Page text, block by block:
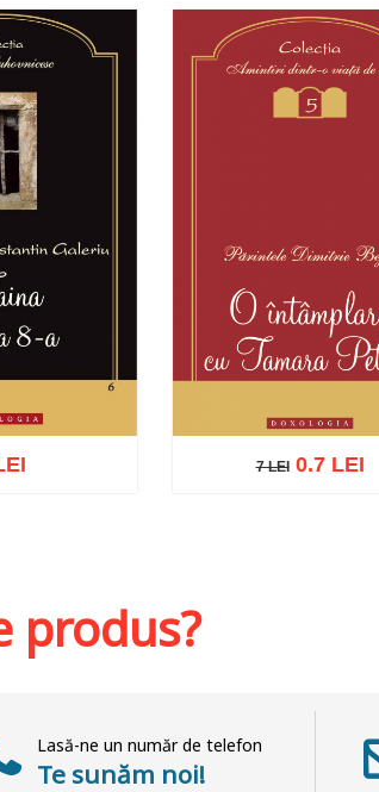
7 LEI0.7 LEI
produs?
Lasă-ne un număr de telefon
Te sunăm noi!